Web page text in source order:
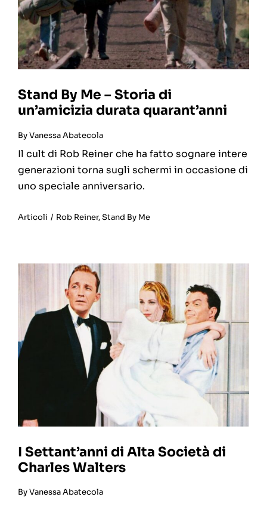
Stand By Me – Storia di
un’amicizia durata quarant’anni
ByVanessa Abatecola
Il cult di Rob Reiner che ha fatto sognare intere
generazioni torna sugli schermi in occasione di
uno speciale anniversario.
Articoli / Rob Reiner,Stand By Me
I Settant’anni di Alta Società di
Charles Walters
ByVanessa Abatecola